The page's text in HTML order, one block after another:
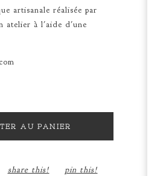
artisanale réalisée par
atelier à l'aide d'une
AU PANIER
share this! pin this!